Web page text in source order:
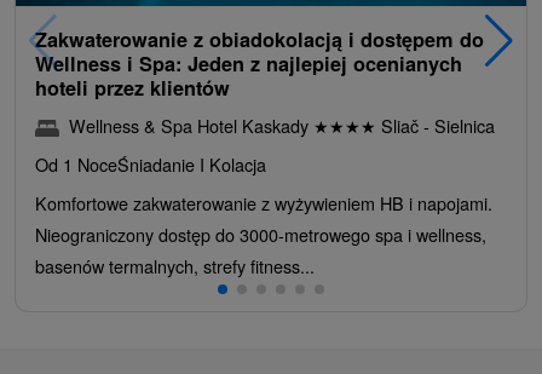
Zakwaterowanie z obiadokolacją i dostępem do
Wellness i Spa: Jeden z najlepiej ocenianych
hoteli przez klientów
Wellness & Spa Hotel Kaskady ★★★★ Sliač - Sielnica
Od 1 NoceŚniadanie I Kolacja
Komfortowe zakwaterowanie z wyżywieniem HB i napojami.
Nieograniczony dostęp do 3000-metrowego spa i wellness,
basenów termalnych, strefy fitness...